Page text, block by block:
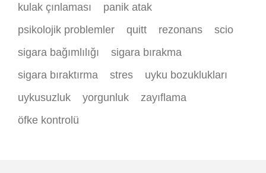
kulak çınlaması
panik atak
psikolojik problemler
quitt rezonans
scio
sigara bağımlılığı
sigara bırakma
sigara bıraktırma
stres
uyku bozuklukları
uykusuzluk
yorgunluk
zayıflama
öfke kontrolü